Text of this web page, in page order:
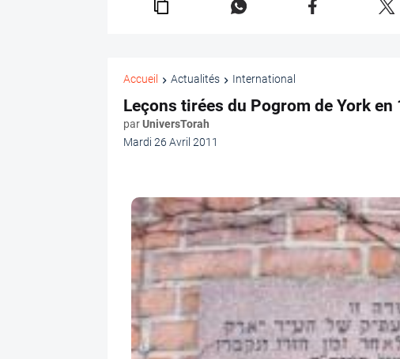
Accueil Actualités International
Leçons tirées du Pogrom de York en
parUniversTorah
Mardi 26 Avril 2011